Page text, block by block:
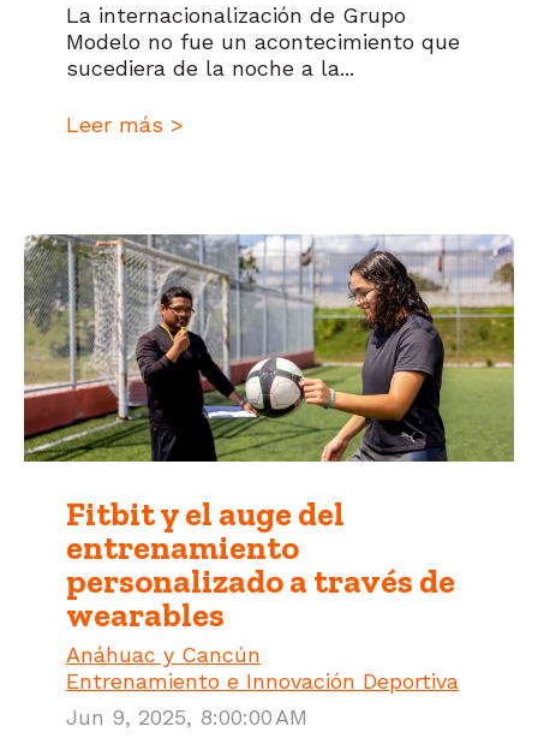
La internacionalización de Grupo
Modelo no fue un acontecimiento que
sucediera de la noche a la...
Leer más >
Fitbit y el auge del
entrenamiento
personalizado a través de
wearables
Anáhuac y Cancún
Entrenamiento e Innovación Deportiva
Jun 9, 2025, 8:00:00 AM